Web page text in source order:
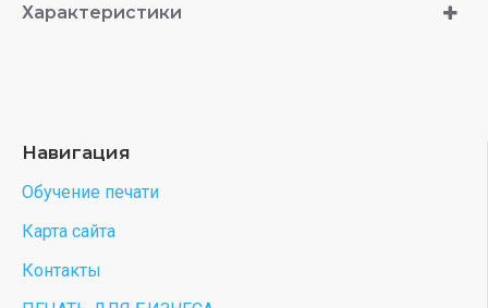
Характеристики
Навигация
Обучение печати
Карта сайта
Контакты